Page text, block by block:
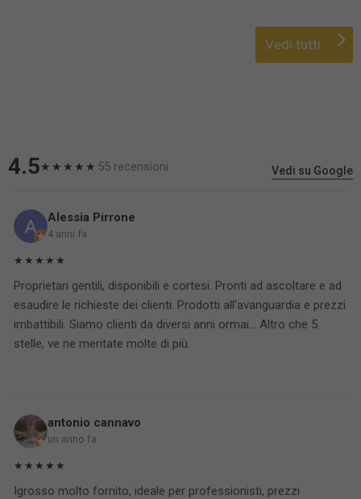
Vedi tutti
4.5★★★★★ 55 recensioni Vedi su Google
Alessia Pirrone
4 anni fa
★★★★★
Proprietari gentili, disponibili e cortesi. Pronti ad ascoltare e ad
esaudire le richieste dei clienti. Prodotti all'avanguardia e prezzi
imbattibili. Siamo clienti da diversi anni ormai... Altro che 5
stelle, ve ne meritate molte di più.
antonio cannavo
un anno fa
★★★★★
Igrosso molto fornito, ideale per professionisti, prezzi